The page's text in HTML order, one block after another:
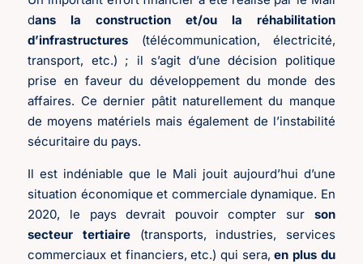
dans la construction et/ou la réhabilitation
d’infrastructures (télécommunication, électricité,
transport, etc.) ; il s’agit d’une décision politique
prise en faveur du développement du monde des
affaires. Ce dernier pâtit naturellement du manque
de moyens matériels mais également de l’instabilité
sécuritaire du pays.
Il est indéniable que le Mali jouit aujourd’hui d’une
situation économique et commerciale dynamique. En
2020, le pays devrait pouvoir compter sur son
secteur tertiaire (transports, industries, services
commerciaux et financiers, etc.) qui sera,en plus du